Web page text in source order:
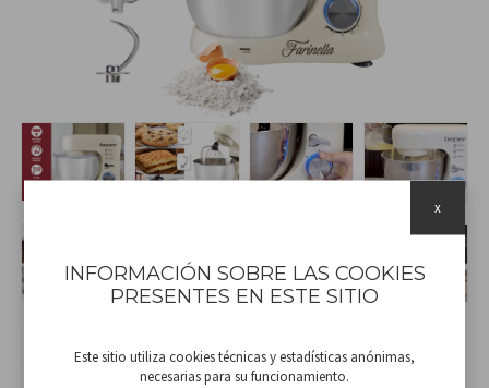
INFORMACIÓN SOBRE LAS COOKIES
PRESENTES EN ESTE SITIO
Este sitio utiliza cookies técnicas y estadísticas anónimas,
necesarias para su funcionamiento.
x